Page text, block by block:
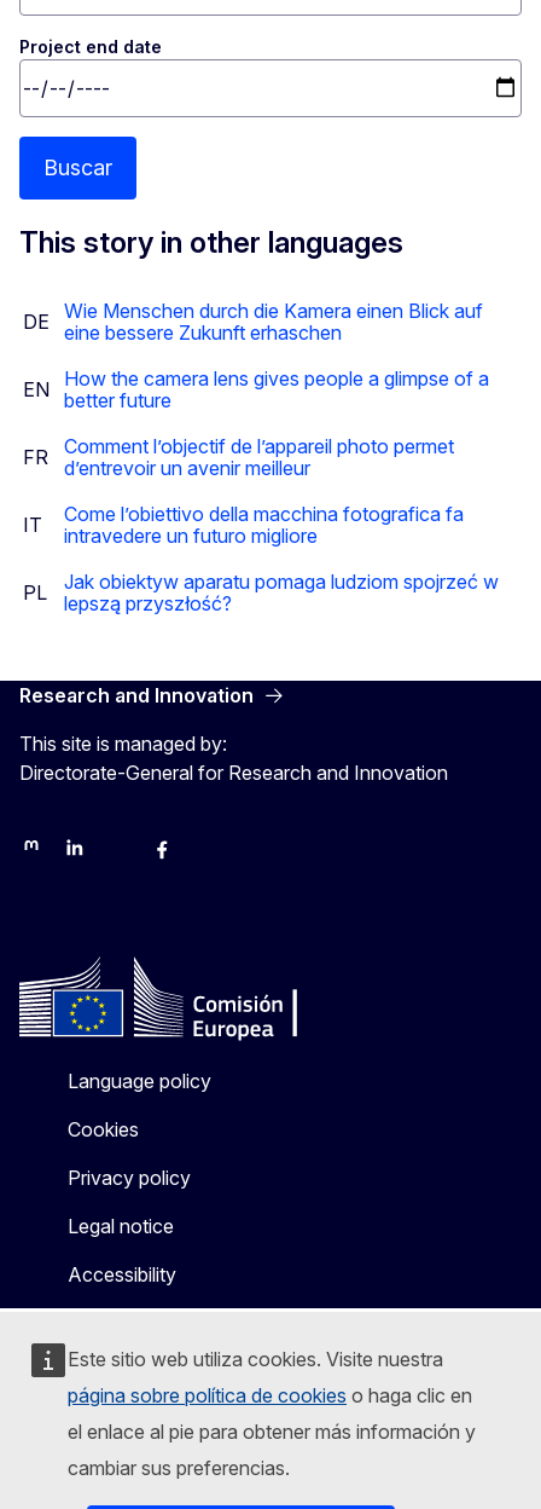
Este sitio web utiliza cookies. Visite nuestra
página sobre política de cookies o haga clic en
el enlace al pie para obtener más información y
cambiar sus preferencias.
Project end date
Buscar
This story in other languages
DE
Wie Menschen durch die Kamera einen Blick auf
eine bessere Zukunft erhaschen
EN
How the camera lens gives people a glimpse of a
better future
FR
Comment l’objectif de l’appareil photo permet
d’entrevoir un avenir meilleur
IT
Come l’obiettivo della macchina fotografica fa
intravedere un futuro migliore
PL
Jak obiektyw aparatu pomaga ludziom spojrzeć w
lepszą przyszłość?
Research and Innovation
This site is managed by:
Directorate-General for Research and Innovation
MastodonLinkedInBlueskyFacebook
Language policy
Cookies
Privacy policy
Legal notice
Accessibility